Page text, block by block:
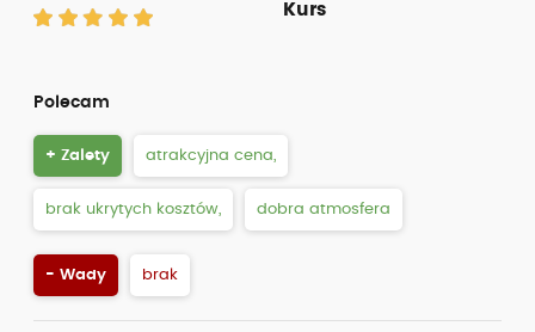
Kurs
Polecam
+ Zalety atrakcyjna cena,
brak ukrytych kosztów, dobra atmosfera
- Wady brak